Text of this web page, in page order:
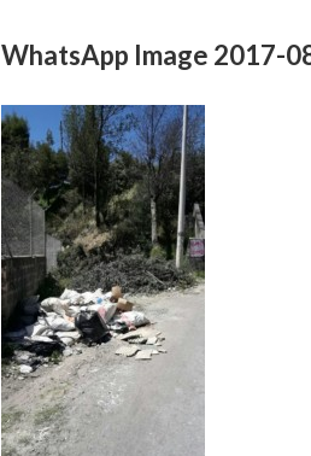
WhatsApp Image 2017-